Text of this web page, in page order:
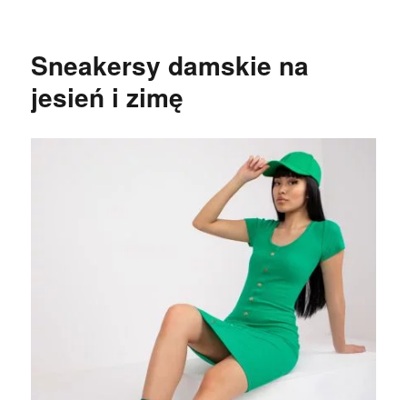
Sneakersy damskie na
jesień i zimę